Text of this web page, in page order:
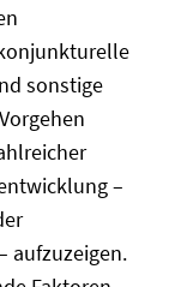
sonstige
–
aufzuzeigen.